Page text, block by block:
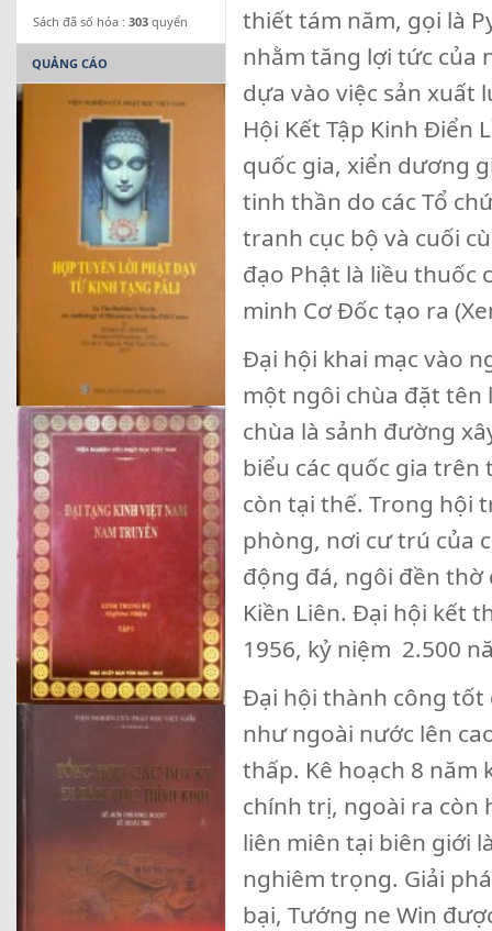
thiết tám năm, gọi là
nhằm tăng lợi tức của
dựa vào việc sản xuất
Hội Kết Tập Kinh Điển
quốc gia, xiển dương
tinh thần do các Tổ
tranh cục bộ và cuối
đạo Phật là liều thuốc
minh Cơ Đốc tạo ra
Đại hội khai mạc vào
một ngôi chùa đặt tên
chùa là sảnh đường
biểu các quốc gia
còn tại thế. Trong hội
phòng, nơi cư trú của
động đá, ngôi đền thờ
Kiền Liên. Đại hội kết
1956, kỷ niệm 2.500
Đại hội thành công tốt
như ngoài nước lên
thấp. Kê hoạch 8 năm
chính trị, ngoài ra còn
liên miên tại biên giới
nghiêm trọng. Giải
bại, Tướng ne Win
Sách đã số hóa : 303 quyển
QUẢNG CÁO